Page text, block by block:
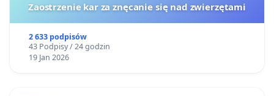
Zaostrzenie kar za znęcanie się nad zwierzętami
2 633 podpisów
43 Podpisy / 24 godzin
19 Jan 2026